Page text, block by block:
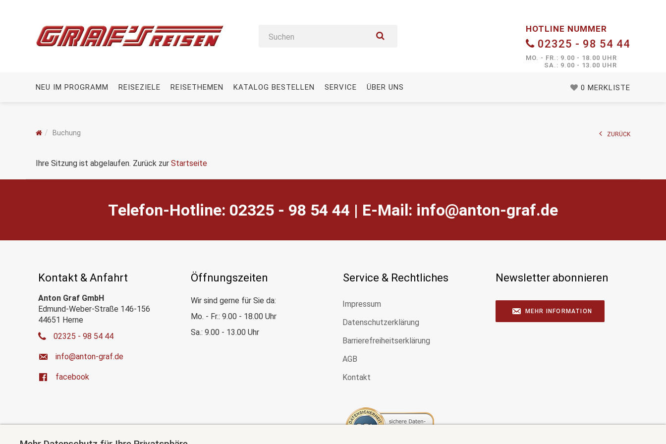
0 MERKLISTE
HOTLINE NUMMER
02325 - 98 54 44
MO. - FR.: 9.00 - 18.00 UHR
SA.: 9.00 - 13.00 UHR
NEU IM PROGRAMM REISEZIELE REISETHEMEN KATALOG BESTELLEN SERVICE ÜBER UNS
Buchung ZURÜCK
Ihre Sitzung ist abgelaufen. Zurück zur Startseite
Telefon-Hotline: 02325 - 98 54 44 | E-Mail: ed.farg-notna@ofni
Kontakt & Anfahrt
Anton Graf GmbH
Edmund-Weber-Straße 146-156
44651 Herne
02325 - 98 54 44
ed.farg-notna@ofni
facebook
Öffnungszeiten
Wir sind gerne für Sie da:
Mo. - Fr.: 9.00 - 18.00 Uhr
Sa.: 9.00 - 13.00 Uhr
Service & Rechtliches
Impressum
Datenschutzerklärung
Barrierefreiheitserklärung
AGB
Kontakt
Newsletter abonnieren
MEHR INFORMATION